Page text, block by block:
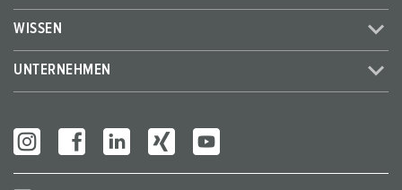
WISSEN
UNTERNEHMEN